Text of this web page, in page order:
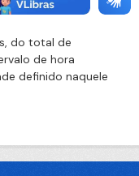
do total de
de hora
definido naquele